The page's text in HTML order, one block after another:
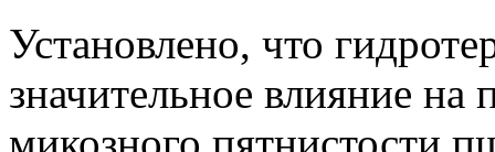
Установлено, что
значительное влияние на